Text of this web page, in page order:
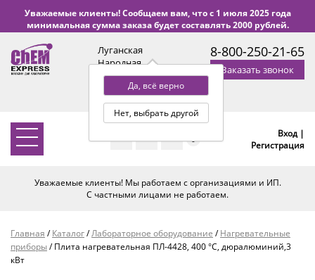
Уважаемые клиенты! Сообщаем вам, что с 1 июля 2025 года
минимальная сумма заказа будет составлять 2000 рублей.
Луганская
Народная
Республика
Да, всё верно
Нет, выбрать другой
с 9:00 до 18:00 по Уфе
(+2 МСК)
8-800-250-21-65
Заказать звонок
0
Вход |
Регистрация
Уважаемые клиенты! Мы работаем с организациями и ИП.
С частными лицами не работаем.
Главная /Каталог/Лабораторное оборудование /Нагревательные
приборы/Плита нагревательная ПЛ-4428, 400 °С, дюралюминий,3
кВт